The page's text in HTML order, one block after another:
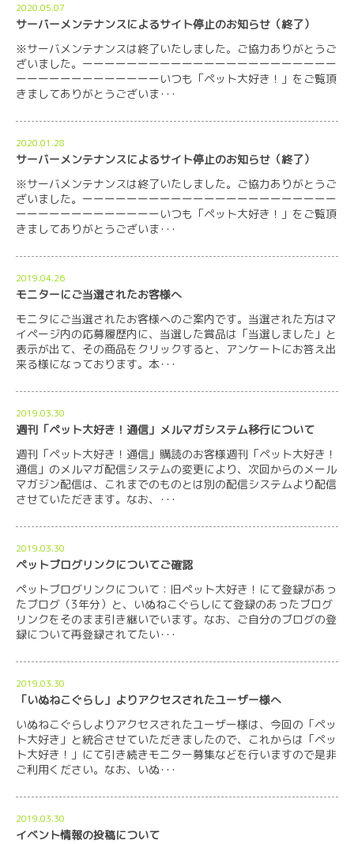
2020.05.07
サーバーメンテナンスによるサイト停止のお知らせ（終了）
※サーバメンテナンスは終了いたしました。ご協力ありがとうご
ざいました。ーーーーーーーーーーーーーーーーーーーーーーー
ーーーーーーーーーーーーーいつも「ペット大好き！」をご覧頂
きましてありがとうございま･･･
2020.01.28
サーバーメンテナンスによるサイト停止のお知らせ（終了）
※サーバメンテナンスは終了いたしました。ご協力ありがとうご
ざいました。ーーーーーーーーーーーーーーーーーーーーーーー
ーーーーーーーーーーーーーいつも「ペット大好き！」をご覧頂
きましてありがとうございま･･･
2019.04.26
モニターにご当選されたお客様へ
モニタにご当選されたお客様へのご案内です。当選された方はマ
イページ内の応募履歴内に、当選した賞品は「当選しました」と
表示が出て、その商品をクリックすると、アンケートにお答え出
来る様になっております。本･･･
2019.03.30
週刊「ペット大好き！通信」メルマガシステム移行について
週刊「ペット大好き！通信」購読のお客様週刊「ペット大好き！
通信」のメルマガ配信システムの変更により、次回からのメール
マガジン配信は、これまでのものとは別の配信システムより配信
させていただきます。なお、･･･
2019.03.30
ペットブログリンクについてご確認
ペットブログリンクについて：旧ペット大好き！にて登録があっ
たブログ（3年分）と、いぬねこぐらしにて登録のあったブログ
リンクをそのまま引き継いでいます。なお、ご自分のブログの登
録について再登録されてたい･･･
2019.03.30
「いぬねこぐらし」よりアクセスされたユーザー様へ
いぬねこぐらしよりアクセスされたユーザー様は、今回の「ペッ
ト大好き」と統合させていただきましたので、これからは「ペッ
ト大好き！」にて引き続きモニター募集などを行いますので是非
ご利用ください。なお、いぬ･･･
2019.03.30
イベント情報の投稿について